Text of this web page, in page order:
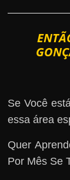
Se Você
essa área
Quer
Por Mês Se